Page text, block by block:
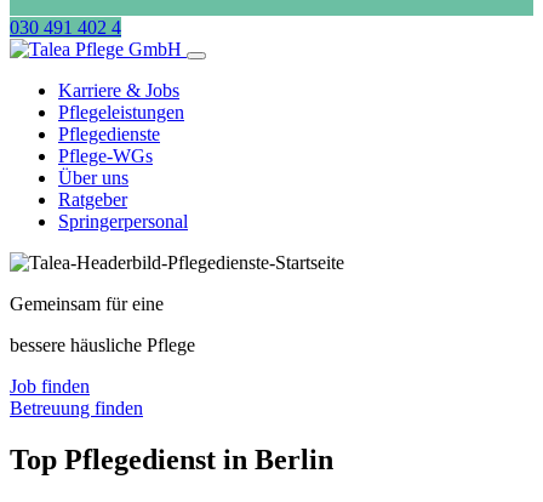
030 491 402 4
Karriere & Jobs
Pflegeleistungen
Pflegedienste
Pflege-WGs
Über uns
Ratgeber
Springerpersonal
Gemeinsam für eine
bessere häusliche Pflege
Job finden
Betreuung finden
Top Pflegedienst in Berlin